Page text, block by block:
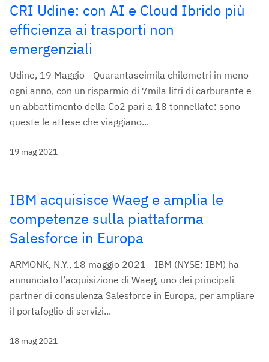
CRI Udine: con AI e Cloud Ibrido più
efficienza ai trasporti non
emergenziali
Udine, 19 Maggio - Quarantaseimila chilometri in meno
ogni anno, con un risparmio di 7mila litri di carburante e
un abbattimento della Co2 pari a 18 tonnellate: sono
queste le attese che viaggiano...
19 mag 2021
IBM acquisisce Waeg e amplia le
competenze sulla piattaforma
Salesforce in Europa
ARMONK, N.Y., 18 maggio 2021 - IBM (NYSE: IBM) ha
annunciato l’acquisizione di Waeg, uno dei principali
partner di consulenza Salesforce in Europa, per ampliare
il portafoglio di servizi...
18 mag 2021